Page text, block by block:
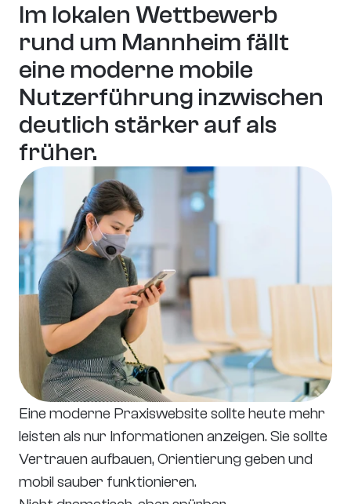
Im lokalen Wettbewerb
rund um Mannheim fällt
eine moderne mobile
Nutzerführung inzwischen
deutlich stärker auf als
früher.
Eine moderne Praxiswebsite sollte heute mehr
leisten als nur Informationen anzeigen. Sie sollte
Vertrauen aufbauen, Orientierung geben und
mobil sauber funktionieren.